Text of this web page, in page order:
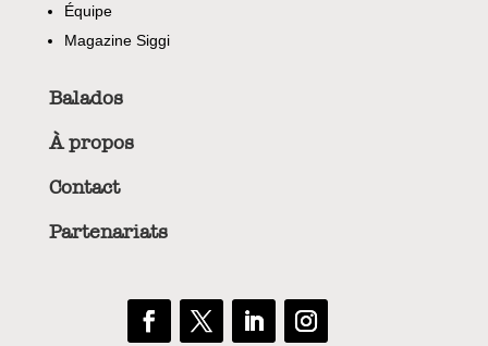
Équipe
Magazine Siggi
Balados
À propos
Contact
Partenariats